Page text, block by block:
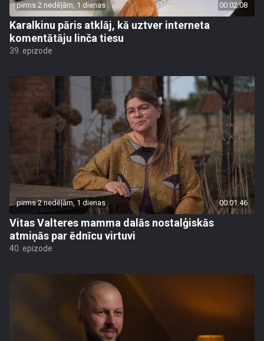
pirms 2 nedēļām, 1 dienas 00:02:08
Karalkinu pāris atklāj, kā uztver interneta
komentātāju linča tiesu
39. epizode
pirms 2 nedēļām, 1 dienas 00:01:46
Vitas Valteres mamma dalās nostalģiskās
atmiņās par ēdnīcu virtuvi
40. epizode